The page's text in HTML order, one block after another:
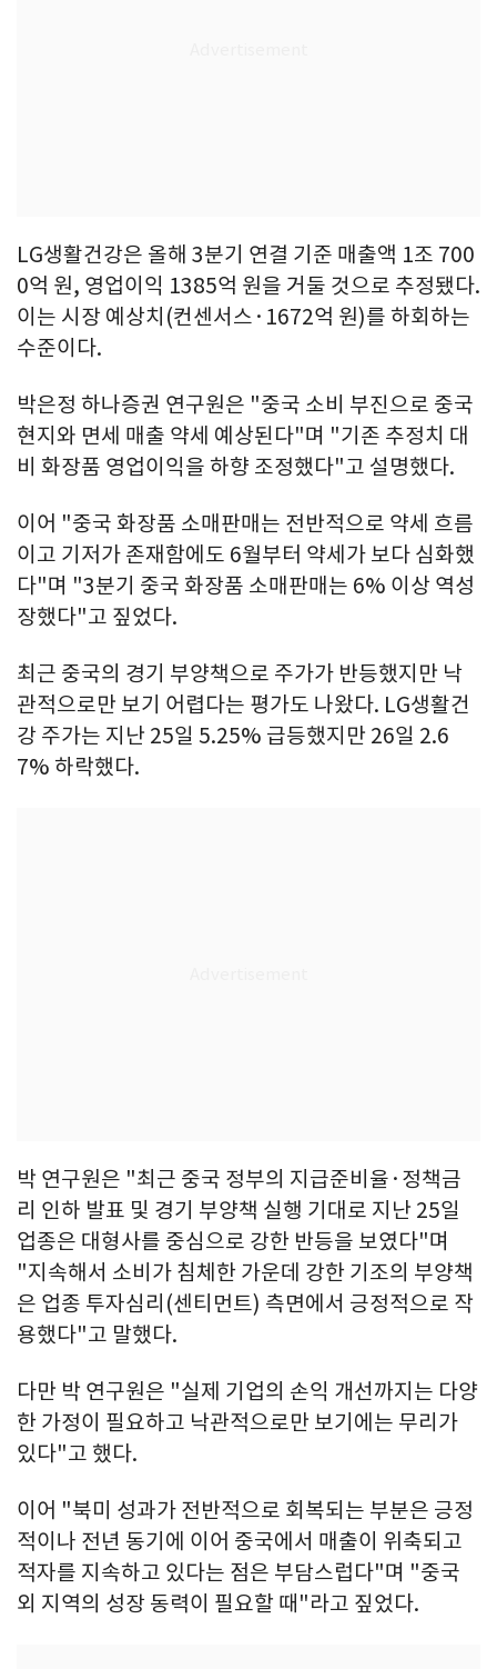
LG생활건강은 올해 3분기 연결 기준 매출액 1조 700
0억 원, 영업이익 1385억 원을 거둘 것으로 추정됐다.
이는 시장 예상치(컨센서스·1672억 원)를 하회하는
수준이다.
박은정 하나증권 연구원은 "중국 소비 부진으로 중국
현지와 면세 매출 약세 예상된다"며 "기존 추정치 대
비 화장품 영업이익을 하향 조정했다"고 설명했다.
이어 "중국 화장품 소매판매는 전반적으로 약세 흐름
이고 기저가 존재함에도 6월부터 약세가 보다 심화했
다"며 "3분기 중국 화장품 소매판매는 6% 이상 역성
장했다"고 짚었다.
최근 중국의 경기 부양책으로 주가가 반등했지만 낙
관적으로만 보기 어렵다는 평가도 나왔다. LG생활건
강 주가는 지난 25일 5.25% 급등했지만 26일 2.6
7% 하락했다.
박 연구원은 "최근 중국 정부의 지급준비율·정책금
리 인하 발표 및 경기 부양책 실행 기대로 지난 25일
업종은 대형사를 중심으로 강한 반등을 보였다"며
"지속해서 소비가 침체한 가운데 강한 기조의 부양책
은 업종 투자심리(센티먼트) 측면에서 긍정적으로 작
용했다"고 말했다.
다만 박 연구원은 "실제 기업의 손익 개선까지는 다양
한 가정이 필요하고 낙관적으로만 보기에는 무리가
있다"고 했다.
이어 "북미 성과가 전반적으로 회복되는 부분은 긍정
적이나 전년 동기에 이어 중국에서 매출이 위축되고
적자를 지속하고 있다는 점은 부담스럽다"며 "중국
외 지역의 성장 동력이 필요할 때"라고 짚었다.